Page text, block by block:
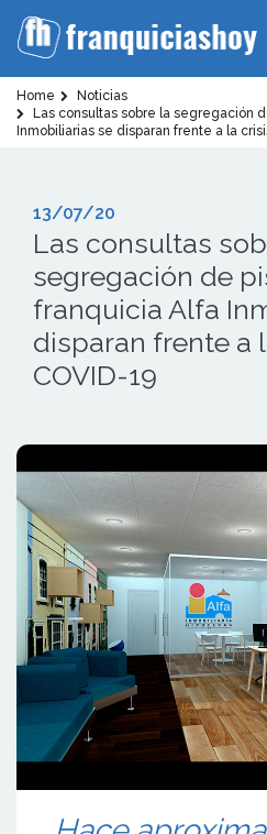
Home
Noticias
Las consultas sobre la segregación
Inmobiliarias se disparan frente a la
13/07/20
Las consultas
segregación de
franquicia Alfa
disparan frente a
COVID-19